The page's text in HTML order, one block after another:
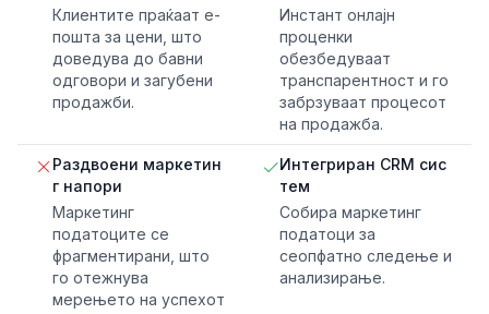
Клиентите праќаат е-
пошта за цени, што
доведува до бавни
одговори и загубени
продажби.
Инстант онлајн
проценки
обезбедуваат
транспарентност и го
забрзуваат процесот
на продажба.
Раздвоени маркетин
г напори
Маркетинг
податоците се
фрагментирани, што
го отежнува
мерењето на успехот
Интегриран CRM сис
тем
Собира маркетинг
податоци за
сеопфатно следење и
анализирање.